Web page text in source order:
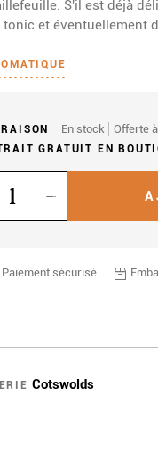
S'il est déjà
et éventuellement
En stock Offerte
GRATUIT EN
Paiement sécurisé
Cotswolds